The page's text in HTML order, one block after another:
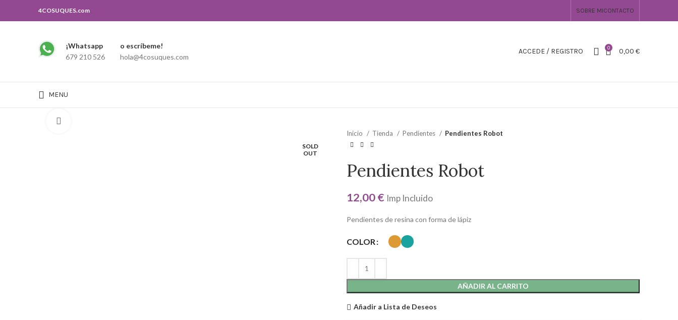
4COSUQUES.com SOBRE MICONTACTO
¡Whatsapp
679 210 526
o escríbeme!
hola@4cosuques.com
ACCEDE / REGISTRO 0 0,00 €
MENU
SOLD
OUT
Inicio
Tienda Pendientes Pendientes Robot
Pendientes Robot
12,00€ Imp Incluido
Pendientes de resina con forma de lápiz
COLOR
AÑADIR AL CARRITO
Añadir a Lista de Deseos